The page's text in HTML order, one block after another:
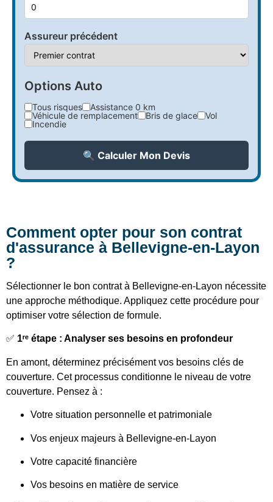
Assureur précédent
Options Auto
Tous risques
Assistance 0 km
Véhicule de remplacement
Bris de glace
Vol
Incendie
🔍 Calculer Mon Devis
Comment opter pour son contrat
d'assurance à Bellevigne-en-Layon
?
Sélectionner le bon contrat à Bellevigne-en-Layon nécessite
une approche méthodique. Appliquez cette procédure pour
optimiser votre sélection de formule.
✅ 1ʳᵉ étape : Analyser ses besoins en profondeur
En amont, déterminez précisément vos besoins clés de
couverture. Cet processus conditionne le niveau de votre
couverture. Pensez à :
Votre situation personnelle et patrimoniale
Vos enjeux majeurs à Bellevigne-en-Layon
Votre capacité financière
Vos besoins en matière de service